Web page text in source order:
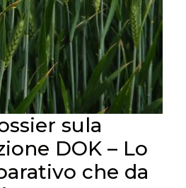
sula
DOK – Lo
che da